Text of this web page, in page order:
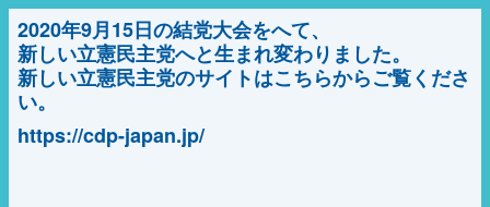
2020年9月15日の結党大会をへて、
新しい立憲民主党へと生まれ変わりました。
新しい立憲民主党のサイトはこちらからご覧くださ
い。
https://cdp-japan.jp/